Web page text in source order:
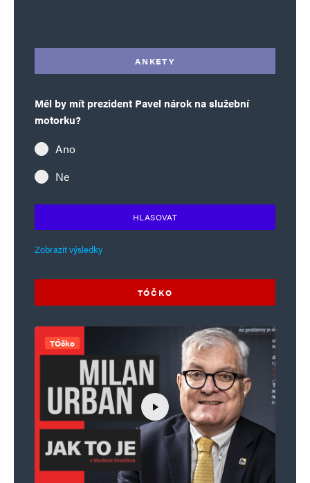
ANKETY
Měl by mít prezident Pavel nárok na služební
motorku?
Ano
Ne
HLASOVAT
Zobrazit výsledky
TÓČKO
TÓčko